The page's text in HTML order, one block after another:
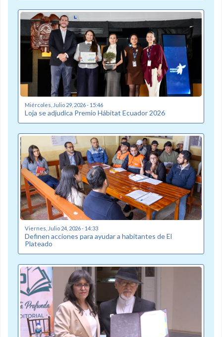
Miércoles, Julio 29, 2026 - 15:46
Loja se adjudica Premio Hábitat Ecuador 2026
Viernes, Julio 24, 2026 - 14:33
Definen acciones para ayudar a habitantes de El
Plateado